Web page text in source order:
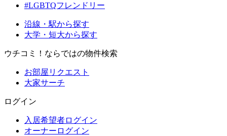
#LGBTQフレンドリー
沿線・駅から探す
大学・短大から探す
ウチコミ！ならではの物件検索
お部屋リクエスト
大家サーチ
ログイン
入居希望者ログイン
オーナーログイン